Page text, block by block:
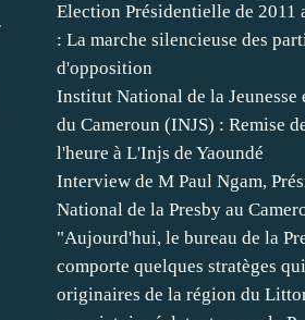
Election Présidentielle de 2011
: La marche silencieuse des
d'opposition
Institut National de la Jeunesse
du Cameroun (INJS) : Remise
l'heure à L'Injs de Yaoundé
Interview de M Paul Ngam,
National de la Presby au
"Aujourd'hui, le bureau de la
comporte quelques stratèges
originaires de la région du